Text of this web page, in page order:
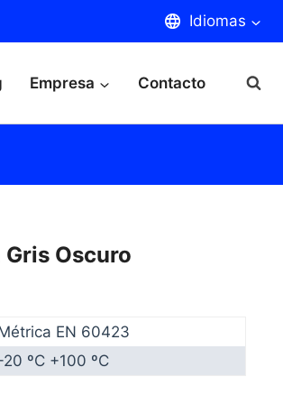
Idiomas
Empresa Contacto
Oscuro
EN 60423
20 ºC +100 ºC